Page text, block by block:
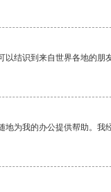
结识到来自世界各地的朋友
为我的办公提供帮助。我